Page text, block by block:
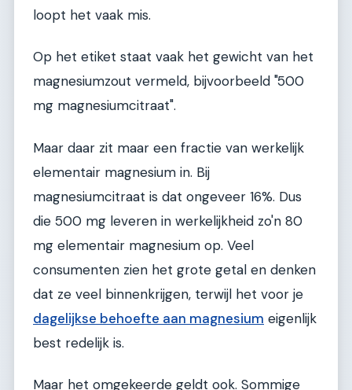
loopt het vaak mis.
Op het etiket staat vaak het gewicht van het
magnesiumzout vermeld, bijvoorbeeld "500
mg magnesiumcitraat".
Maar daar zit maar een fractie van werkelijk
elementair magnesium in. Bij
magnesiumcitraat is dat ongeveer 16%. Dus
die 500 mg leveren in werkelijkheid zo'n 80
mg elementair magnesium op. Veel
consumenten zien het grote getal en denken
dat ze veel binnenkrijgen, terwijl het voor je
dagelijkse behoefte aan magnesium eigenlijk
best redelijk is.
Maar het omgekeerde geldt ook. Sommige